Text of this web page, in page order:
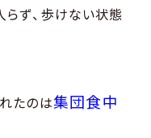
ず、歩けない状態
たのは集団食中